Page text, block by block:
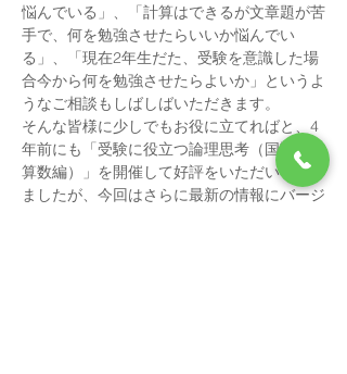
悩んでいる」、「計算はできるが文章題が苦
手で、何を勉強させたらいいか悩んでい
る」、「現在2年生だた、受験を意識した場
合今から何を勉強させたらよいか」というよ
うなご相談もしばしばいただきます。
そんな皆様に少しでもお役に立てればと、4
年前にも「受験に役立つ論理思考（国語編・
算数編）」を開催して好評をいただいており
ましたが、今回はさらに最新の情報にバージ